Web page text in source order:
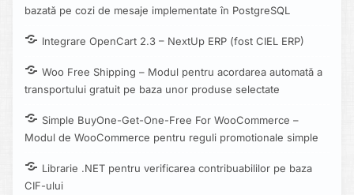
bazată pe cozi de mesaje implementate în PostgreSQL
Integrare OpenCart 2.3 – NextUp ERP (fost CIEL ERP)
Woo Free Shipping – Modul pentru acordarea automată a
transportului gratuit pe baza unor produse selectate
Simple BuyOne-Get-One-Free For WooCommerce –
Modul de WooCommerce pentru reguli promotionale simple
Librarie .NET pentru verificarea contribuabililor pe baza
CIF-ului